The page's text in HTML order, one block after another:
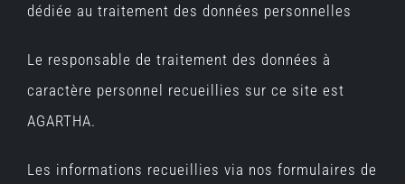
dédiée au traitement des données personnelles
Le responsable de traitement des données à
caractère personnel recueillies sur ce site est
AGARTHA.
Les informations recueillies via nos formulaires de